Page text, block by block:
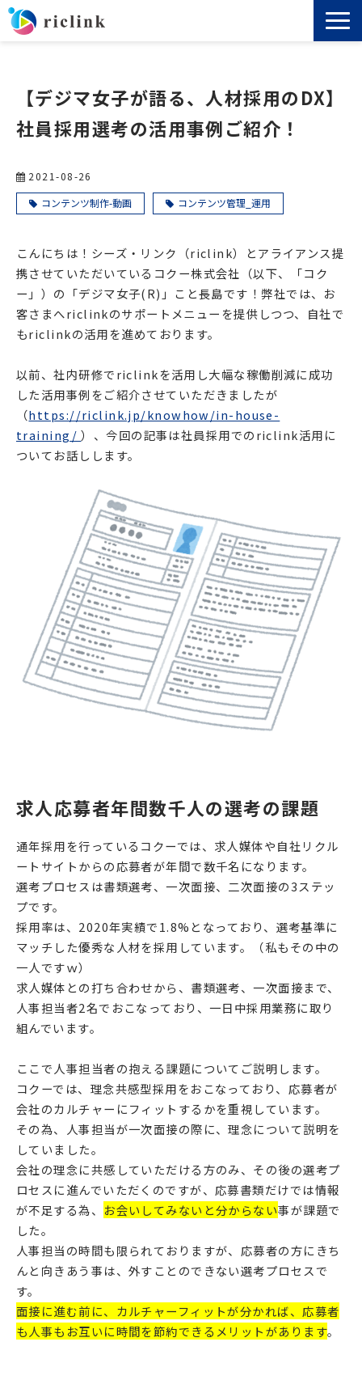
料金
セミナー
ノウハウ
お役立ち資料
よくあるご質問
【デジマ女子が語る、人材採用のDX】
社員採用選考の活用事例ご紹介！
2021-08-26
コンテンツ制作-動画
コンテンツ管理_運用
こんにちは！シーズ・リンク（riclink）とアライアンス提
携させていただいているコクー株式会社（以下、「コク
ー」）の「デジマ女子(R)」こと長島です！弊社では、お
客さまへriclinkのサポートメニューを提供しつつ、自社で
もriclinkの活用を進めております。
以前、社内研修でriclinkを活用し大幅な稼働削減に成功
した活用事例をご紹介させていただきましたが
（https://riclink.jp/knowhow/in-house-
training/）、今回の記事は社員採用でのriclink活用に
ついてお話しします。
求人応募者年間数千人の選考の課題
通年採用を行っているコクーでは、求人媒体や自社リクル
ートサイトからの応募者が年間で数千名になります。
選考プロセスは書類選考、一次面接、二次面接の3ステッ
プです。
採用率は、2020年実績で1.8%となっており、選考基準に
マッチした優秀な人材を採用しています。（私もその中の
一人ですｗ）
求人媒体との打ち合わせから、書類選考、一次面接まで、
人事担当者2名でおこなっており、一日中採用業務に取り
組んでいます。
ここで人事担当者の抱える課題についてご説明します。
コクーでは、理念共感型採用をおこなっており、応募者が
会社のカルチャーにフィットするかを重視しています。
その為、人事担当が一次面接の際に、理念について説明を
していました。
会社の理念に共感していただける方のみ、その後の選考プ
ロセスに進んでいただくのですが、応募書類だけでは情報
が不足する為、 お会いしてみないと分からない事が課題で
した。
人事担当の時間も限られておりますが、応募者の方にきち
んと向きあう事は、外すことのできない選考プロセスで
す。
面接に進む前に、カルチャーフィットが分かれば、応募者
も人事もお互いに時間を節約できるメリットがあります。